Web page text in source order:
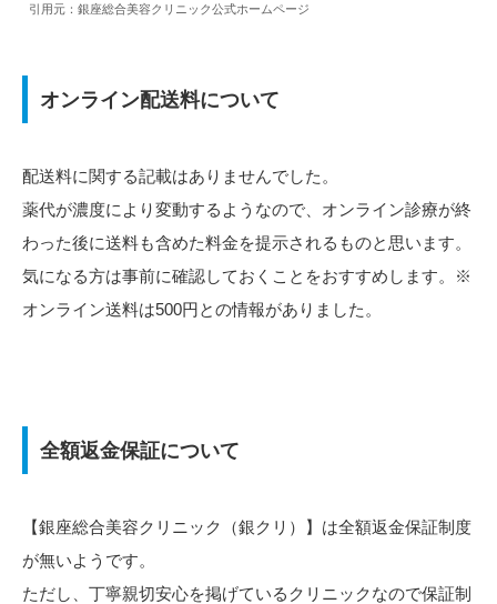
引用元：銀座総合美容クリニック公式ホームページ
オンライン配送料について
配送料に関する記載はありませんでした。
薬代が濃度により変動するようなので、オンライン診療が終
わった後に送料も含めた料金を提示されるものと思います。
気になる方は事前に確認しておくことをおすすめします。※
オンライン送料は500円との情報がありました。
全額返金保証について
【銀座総合美容クリニック（銀クリ）】は全額返金保証制度
が無いようです。
ただし、丁寧親切安心を掲げているクリニックなので保証制